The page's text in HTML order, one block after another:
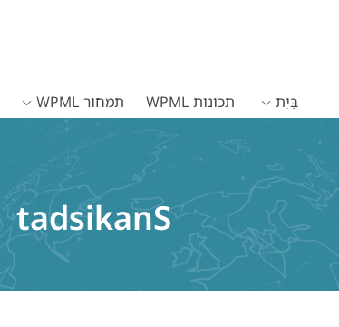
בַּיִת תכונות WPML תמחור WPML
tadsikanS